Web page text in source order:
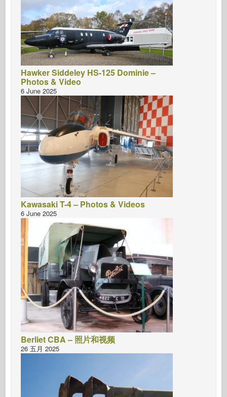
Hawker Siddeley HS-125 Dominie –
Photos & Video
6 June 2025
Kawasaki T-4 – Photos & Videos
6 June 2025
Berliet CBA – 照片和视频
26 五月 2025